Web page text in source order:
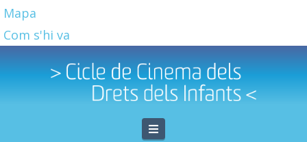
Mapa
Com s'hi va
Navigation